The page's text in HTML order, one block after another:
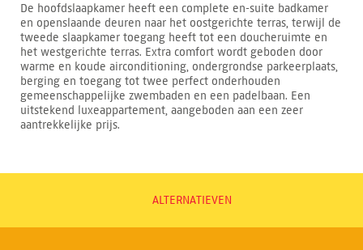
De hoofdslaapkamer heeft een complete en-suite badkamer
en openslaande deuren naar het oostgerichte terras, terwijl de
tweede slaapkamer toegang heeft tot een doucheruimte en
het westgerichte terras. Extra comfort wordt geboden door
warme en koude airconditioning, ondergrondse parkeerplaats,
berging en toegang tot twee perfect onderhouden
gemeenschappelijke zwembaden en een padelbaan. Een
uitstekend luxeappartement, aangeboden aan een zeer
aantrekkelijke prijs.
ALTERNATIEVEN